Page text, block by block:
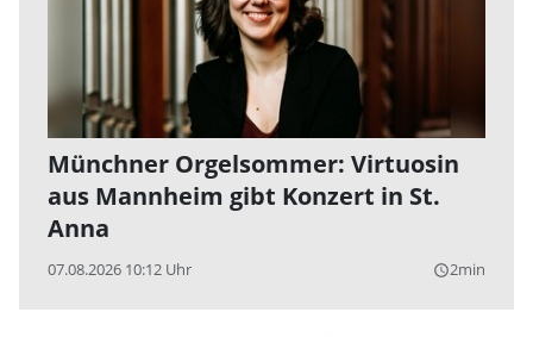
Münchner Orgelsommer: Virtuosin
aus Mannheim gibt Konzert in St.
Anna
07.08.2026 10:12 Uhr query_builder2min